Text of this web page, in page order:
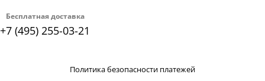
Бесплатная доставка
+7 (495) 255-03-21
Политика безопасности платежей